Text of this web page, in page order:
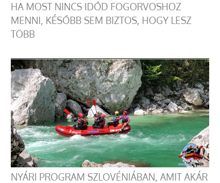
HA MOST NINCS IDŐD FOGORVOSHOZ
MENNI, KÉSŐBB SEM BIZTOS, HOGY LESZ
TÖBB
NYÁRI PROGRAM SZLOVÉNIÁBAN, AMIT AKÁR